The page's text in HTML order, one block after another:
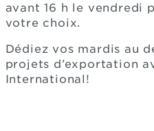
avant 16 h le vendredi
votre choix.
Dédiez vos mardis au
projets d’exportation
International!